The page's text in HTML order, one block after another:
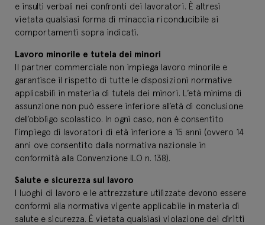
e insulti verbali nei confronti dei lavoratori. È altresì
vietata qualsiasi forma di minaccia riconducibile ai
comportamenti sopra indicati.
Lavoro minorile e tutela dei minori
Il partner commerciale non impiega lavoro minorile e
garantisce il rispetto di tutte le disposizioni normative
applicabili in materia di tutela dei minori. L’età minima di
assunzione non può essere inferiore all’età di conclusione
dell’obbligo scolastico. In ogni caso, non è consentito
l’impiego di lavoratori di età inferiore a 15 anni (ovvero 14
anni ove consentito dalla normativa nazionale in
conformità alla Convenzione ILO n. 138).
Salute e sicurezza sul lavoro
I luoghi di lavoro e le attrezzature utilizzate devono essere
conformi alla normativa vigente applicabile in materia di
salute e sicurezza. È vietata qualsiasi violazione dei diritti